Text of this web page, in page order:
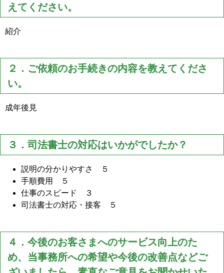
えてください。
紹介
２．ご依頼のお手続きの内容を教えてくださ
い。
成年後見
３．司法書士の対応はいかがでしたか？
説明の分かりやすさ ５
手順費用 ５
仕事のスピード ３
司法書士の対応・接客 ５
４．今後のお客さまへのサービス向上のた
め、当事務所への希望や今後の改善点などご